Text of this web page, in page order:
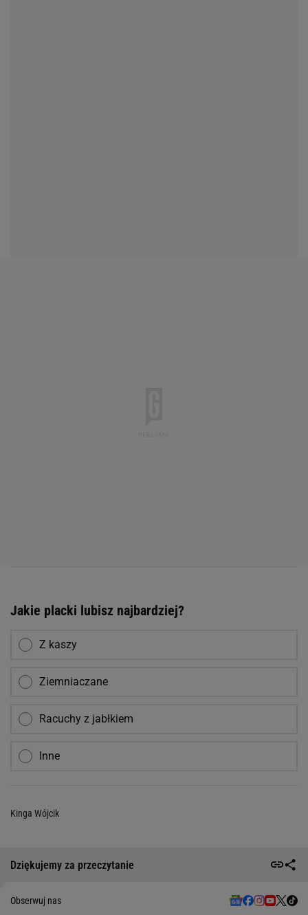
Jakie placki lubisz najbardziej?
Z kaszy
Ziemniaczane
Racuchy z jabłkiem
Inne
Kinga Wójcik
Dziękujemy za przeczytanie
Obserwuj nas